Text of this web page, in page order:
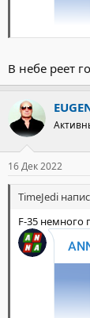
В небе реет
16 Дек 2022
TimeJedi
F-35 немного